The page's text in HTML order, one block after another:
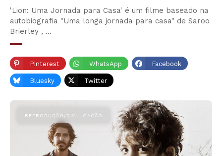
'Lion: Uma Jornada para Casa' é um filme baseado na
autobiografia "Uma longa jornada para casa" de Saroo
Brierley , …
Pinterest WhatsApp Facebook
Bluesky Twitter